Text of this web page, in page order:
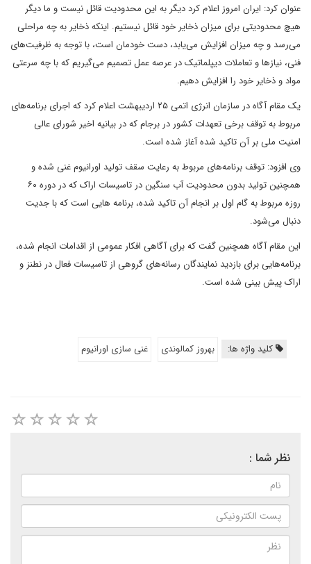
عنوان کرد: ایران امروز اعلام کرد دیگر به این محدودیت قائل نیست و ما دیگر
هیچ محدودیتی برای میزان ذخایر خود قائل نیستیم. اینکه ذخایر به چه مراحلی
می‌رسد و چه میزان افزایش می‌یابد، دست خودمان است، با توجه به ظرفیت‌های
فنی، نیازها و تعاملات دیپلماتیک در عرصه عمل تصمیم می‌گیریم که با چه سرعتی
مواد و ذخایر خود را افزایش دهیم.
یک مقام آگاه در سازمان انرژی اتمی ۲۵ اردیبهشت اعلام کرد که اجرای برنامه‌های
مربوط به توقف برخی تعهدات کشور در برجام که در بیانیه اخیر شورای عالی
امنیت ملی بر آن تاکید شده آغاز شده است.
وی افزود: توقف برنامه‌های مربوط به رعایت سقف تولید اورانیوم غنی شده و
همچنین تولید بدون محدودیت آب سنگین در تاسیسات اراک که در دوره ۶۰
روزه مربوط به گام اول بر انجام آن تاکید شده، برنامه هایی است که با جدیت
دنبال می‌شود.
این مقام آگاه همچنین گفت که برای آگاهی افکار عمومی از اقدامات انجام شده،
برنامه‌هایی برای بازدید نمایندگان رسانه‌های گروهی از تاسیسات فعال در نطنز و
اراک پیش بینی شده است.
کلید واژه ها: بهروز کمالوندی غنی سازی اورانیوم
نظر شما :